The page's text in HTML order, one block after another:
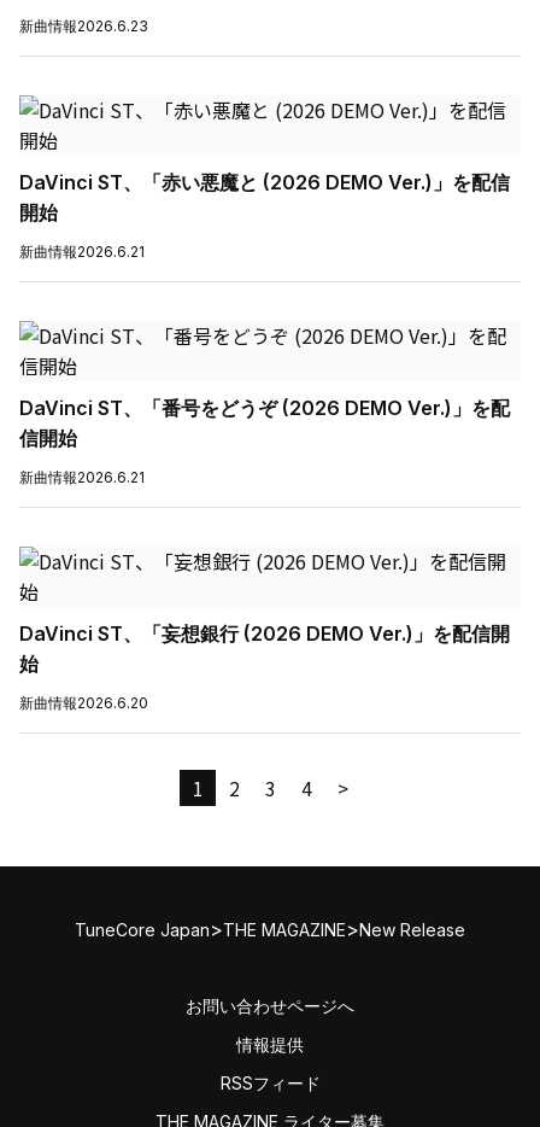
新曲情報2026.6.23
DaVinci ST、「赤い悪魔と (2026 DEMO Ver.)」を配信
開始
新曲情報2026.6.21
DaVinci ST、「番号をどうぞ (2026 DEMO Ver.)」を配
信開始
新曲情報2026.6.21
DaVinci ST、「妄想銀行 (2026 DEMO Ver.)」を配信開
始
新曲情報2026.6.20
1 2 3 4 >
TuneCore Japan>THE MAGAZINE>New Release
お問い合わせページへ
情報提供
RSSフィード
THE MAGAZINE ライター募集